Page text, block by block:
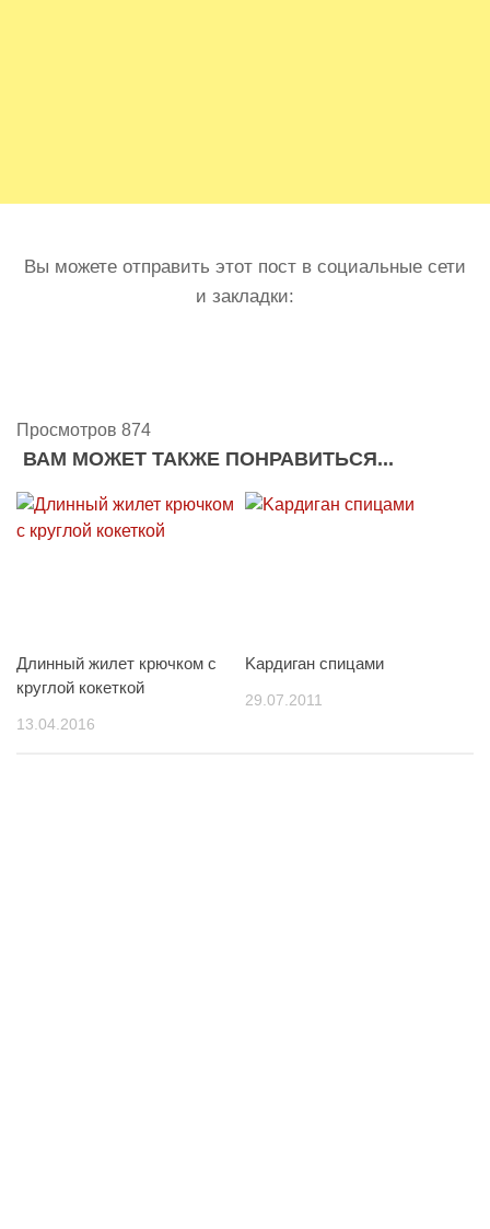
Вы можете отправить этот пост в социальные сети
и закладки:
Просмотров 874
ВАМ МОЖЕТ ТАКЖЕ ПОНРАВИТЬСЯ...
Длинный жилет крючком с
круглой кокеткой
13.04.2016
Kардиган спицами
29.07.2011